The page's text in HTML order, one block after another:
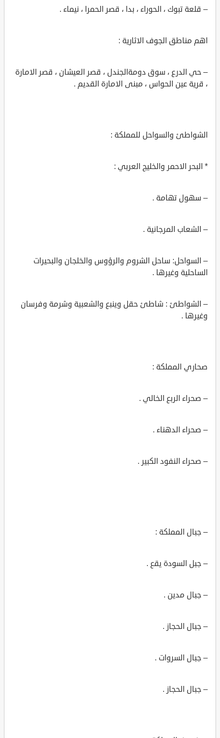
– قلعة تبوك ، الحوراء ، بدا ، قصر الحمرا ، نيماء .
اهم مناطق الجوف الاثارية :
– حي الدرع ، سوق دومةالجندل ، قصر العيشان ، قصر الامارة
، قرية عين الحواس ، مبنى الامارة القديم .
الشواطئ والسواحل للمملكة :
* البحر الاحمر والخليج العربي :
– سهول تهامة .
– الشعاب المرجانية .
– السواحل: ساحل الشروم والرؤوس والخلجان والبحيرات
الساحلية وغيرها .
– الشواطئ : شاطئ حقل وينبع والشعبية وشرمة وفرسان
وغيرها .
صحاري المملكة :
– صحراء الربع الخالي .
– صحراء الدهناء .
– صحراء النفود الكبير .
– جبال المملكة :
– جبل السودة يقع .
– جبال مدين .
– جبال الحجاز .
– جبال السروات .
– جبال الحجاز .